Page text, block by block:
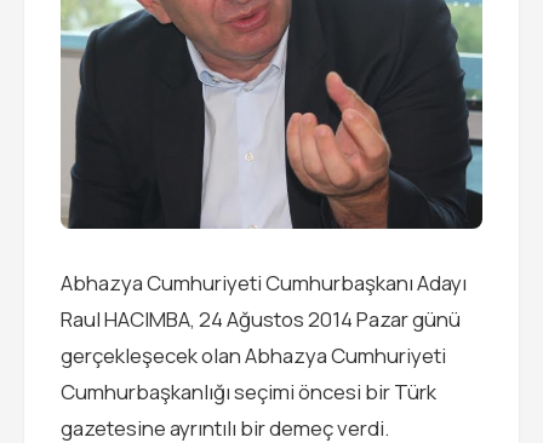
Abhazya Cumhuriyeti Cumhurbaşkanı Adayı
Raul HACIMBA, 24 Ağustos 2014 Pazar günü
gerçekleşecek olan Abhazya Cumhuriyeti
Cumhurbaşkanlığı seçimi öncesi bir Türk
gazetesine ayrıntılı bir demeç verdi.